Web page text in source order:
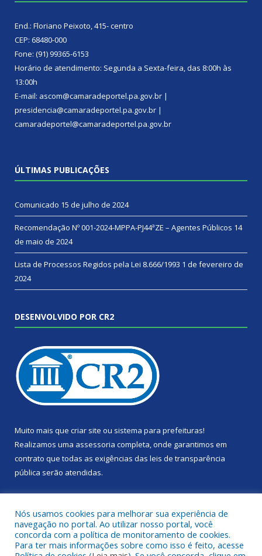
End.: Floriano Peixoto, 415- centro
CEP: 68480-000
Fone: (91) 99365-6153
Horário de atendimento: Segunda a Sexta-feira, das 8:00h às
13:00h
E-mail: ascom@camaradeportel.pa.gov.br |
presidencia@camaradeportel.pa.gov.br |
camaradeportel@camaradeportel.pa.gov.br
ÚLTIMAS PUBLICAÇÕES
Comunicado 15 de julho de 2024
Recomendação Nº 001-2024-MPPA-PJ44ªZE – Agentes Públicos 14
de maio de 2024
Lista de Processos Regidos pela Lei 8.666/1993 1 de fevereiro de
2024
DESENVOLVIDO POR CR2
Muito mais que criar site ou sistema para prefeituras!
Realizamos uma assessoria completa, onde garantimos em
contrato que todas as exigências das leis de transparência
pública serão atendidas.
Nós usamos cookies para melhorar sua experiência de
navegação no portal. Ao utilizar nosso portal, você
concorda com a política de monitoramento de cookies.
Para ter mais informações sobre como isso é feito, acesse